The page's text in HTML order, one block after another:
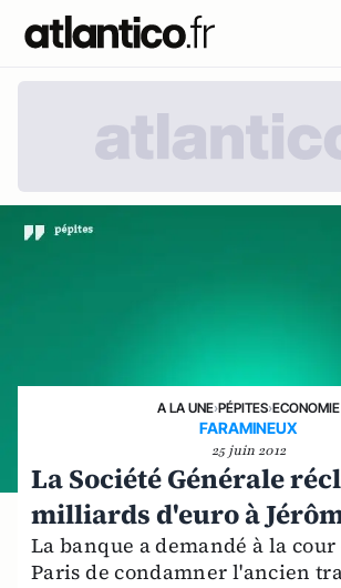
A LA UNE›PÉPITES›ECONOMIE
FARAMINEUX
25 juin 2012
La Société Générale
milliards d'euro à
La banque a demandé à la
Paris de condamner l'ancien